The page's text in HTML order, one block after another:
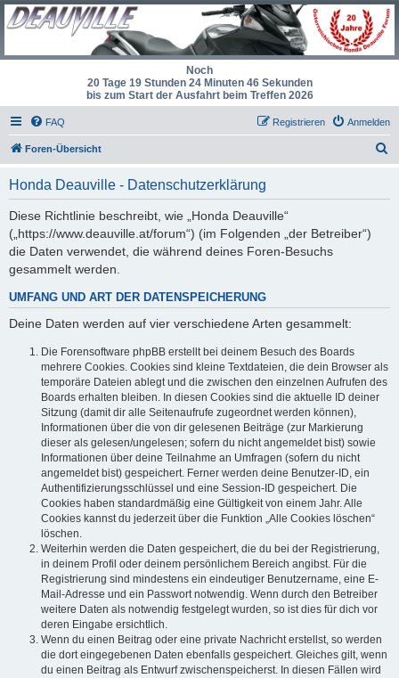
Noch
20 Tage 19 Stunden 24 Minuten 46 Sekunden
bis zum Start der Ausfahrt beim Treffen 2026
FAQ Anmelden
Registrieren
Foren-Übersicht
Honda Deauville - Datenschutzerklärung
Diese Richtlinie beschreibt, wie „Honda Deauville“
(„https://www.deauville.at/forum“) (im Folgenden „der Betreiber“)
die Daten verwendet, die während deines Foren-Besuchs
gesammelt werden.
UMFANG UND ART DER DATENSPEICHERUNG
Deine Daten werden auf vier verschiedene Arten gesammelt:
Die Forensoftware phpBB erstellt bei deinem Besuch des Boards
mehrere Cookies. Cookies sind kleine Textdateien, die dein Browser als
temporäre Dateien ablegt und die zwischen den einzelnen Aufrufen des
Boards erhalten bleiben. In diesen Cookies sind die aktuelle ID deiner
Sitzung (damit dir alle Seitenaufrufe zugeordnet werden können),
Informationen über die von dir gelesenen Beiträge (zur Markierung
dieser als gelesen/ungelesen; sofern du nicht angemeldet bist) sowie
Informationen über deine Teilnahme an Umfragen (sofern du nicht
angemeldet bist) gespeichert. Ferner werden deine Benutzer-ID, ein
Authentifizierungsschlüssel und eine Session-ID gespeichert. Die
Cookies haben standardmäßig eine Gültigkeit von einem Jahr. Alle
Cookies kannst du jederzeit über die Funktion „Alle Cookies löschen“
löschen.
Weiterhin werden die Daten gespeichert, die du bei der Registrierung,
in deinem Profil oder deinem persönlichem Bereich angibst. Für die
Registrierung sind mindestens ein eindeutiger Benutzername, eine E-
Mail-Adresse und ein Passwort notwendig. Wenn durch den Betreiber
weitere Daten als notwendig festgelegt wurden, so ist dies für dich vor
deren Eingabe ersichtlich.
Wenn du einen Beitrag oder eine private Nachricht erstellst, so werden
die dort eingegebenen Daten ebenfalls gespeichert. Gleiches gilt, wenn
du einen Beitrag als Entwurf zwischenspeicherst. In diesen Fällen wird